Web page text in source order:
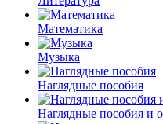
Математика
Музыка
Наглядные пособия
Наглядные пособия и